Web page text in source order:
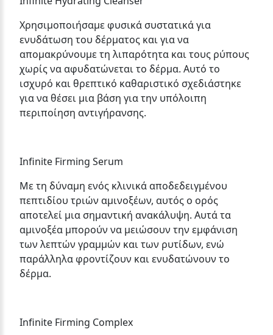
Χρησιμοποιήσαμε φυσικά συστατικά για
ενυδάτωση του δέρματος και για να
απομακρύνουμε τη λιπαρότητα και τους ρύπους
χωρίς να αφυδατώνεται το δέρμα. Αυτό το
ισχυρό και θρεπτικό καθαριστικό σχεδιάστηκε
για να θέσει μια βάση για την υπόλοιπη
περιποίηση αντιγήρανσης.
Infinite Firming Serum
Με τη δύναμη ενός κλινικά αποδεδειγμένου
πεπτιδίου τριών αμινοξέων, αυτός ο ορός
αποτελεί μια σημαντική ανακάλυψη. Αυτά τα
αμινοξέα μπορούν να μειώσουν την εμφάνιση
των λεπτών γραμμών και των ρυτίδων, ενώ
παράλληλα φροντίζουν και ενυδατώνουν το
δέρμα.
Infinite Firming Complex